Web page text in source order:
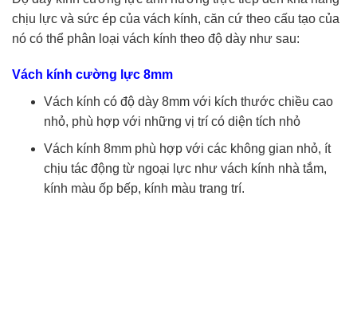
chịu lực và sức ép của vách kính, căn cứ theo cấu tạo của
nó có thể phân loại vách kính theo độ dày như sau:
Vách kính cường lực 8mm
Vách kính có độ dày 8mm với kích thước chiều cao
nhỏ, phù hợp với những vị trí có diện tích nhỏ
Vách kính 8mm phù hợp với các không gian nhỏ, ít
chịu tác động từ ngoại lực như vách kính nhà tắm,
kính màu ốp bếp, kính màu trang trí.